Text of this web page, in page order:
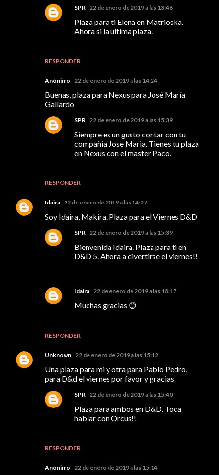
RESPONDER
SPR 22 de enero de 2019 a las 13:46
Plaza para ti Elena en Matrioska.
Ahora si la ultima plaza.
Anónimo 22 de enero de 2019 a las 14:24
Buenas, plaza para Nexus para José María
Gallardo
RESPONDER
SPR 22 de enero de 2019 a las 15:39
Siempre es un gusto contar con tu
compañia Jose Maria. Tienes tu plaza
en Nexus con el master Paco.
Idaira 22 de enero de 2019 a las 14:27
Soy Idaira, Makira. Plaza para el Viernes D&D
RESPONDER
SPR 22 de enero de 2019 a las 15:39
Bienvenida Idaira. Plaza para ti en
D&D 5. Ahora a divertirse el viernes!!
Idaira 22 de enero de 2019 a las 18:17
Muchas gracias 😊
Unknown 22 de enero de 2019 a las 15:12
Una plaza para mi y otra para Pablo Pedro,
para D&d el viernes por favor y gracias
RESPONDER
SPR 22 de enero de 2019 a las 15:40
Plaza para ambos en D&D. Toca
hablar con Orcus!!
Anónimo 22 de enero de 2019 a las 15:14